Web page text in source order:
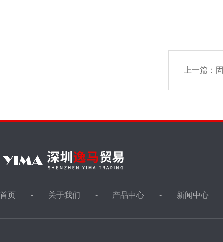
上一篇：
首页 关于我们 产品中心 新闻中心